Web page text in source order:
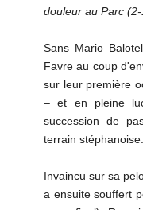
douleur au Parc
Sans Mario
Favre au coup
sur leur première
– et en pleine
succession de
terrain stéphanoise.
Invaincu sur sa
a ensuite souffert